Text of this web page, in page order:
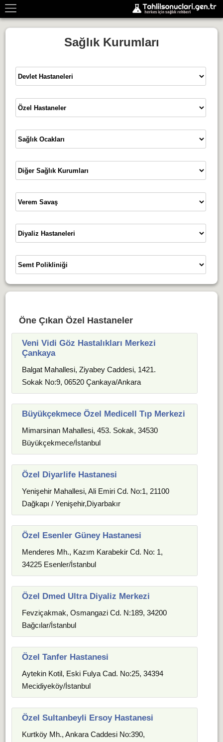
Sağlık Kurumları
Öne Çıkan Özel Hastaneler
Veni Vidi Göz Hastalıkları Merkezi
Çankaya
Balgat Mahallesi, Ziyabey Caddesi, 1421.
Sokak No:9, 06520 Çankaya/Ankara
Büyükçekmece Özel Medicell Tıp Merkezi
Mimarsinan Mahallesi, 453. Sokak, 34530
Büyükçekmece/İstanbul
Özel Diyarlife Hastanesi
Yenişehir Mahallesi, Ali Emiri Cd. No:1, 21100
Dağkapı / Yenişehir,Diyarbakır
Özel Esenler Güney Hastanesi
Menderes Mh., Kazım Karabekir Cd. No: 1,
34225 Esenler/İstanbul
Özel Dmed Ultra Diyaliz Merkezi
Fevziçakmak, Osmangazi Cd. N:189, 34200
Bağcılar/İstanbul
Özel Tanfer Hastanesi
Aytekin Kotil, Eski Fulya Cad. No:25, 34394
Mecidiyeköy/İstanbul
Özel Sultanbeyli Ersoy Hastanesi
Kurtköy Mh., Ankara Caddesi No:390,